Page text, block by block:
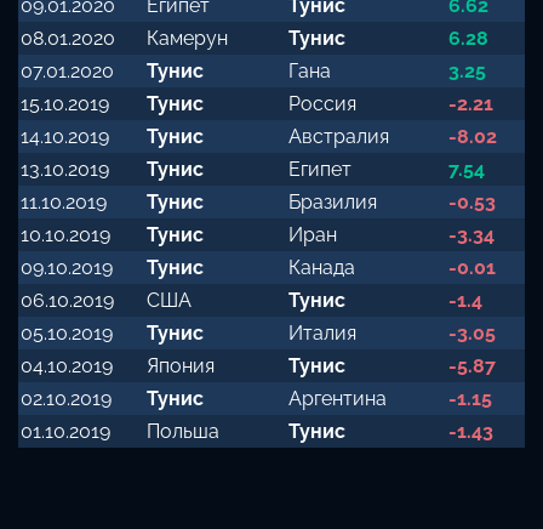
09.01.2020
Египет Тунис
6.62
08.01.2020
Камерун Тунис
6.28
07.01.2020
Тунис Гана
3.25
15.10.2019
Тунис Россия
-2.21
14.10.2019
Тунис Австралия
-8.02
13.10.2019
Тунис Египет
7.54
11.10.2019
Тунис Бразилия
-0.53
10.10.2019
Тунис Иран
-3.34
09.10.2019
Тунис Канада
-0.01
06.10.2019
США Тунис
-1.4
05.10.2019
Тунис Италия
-3.05
04.10.2019
Япония Тунис
-5.87
02.10.2019
Тунис Аргентина
-1.15
01.10.2019
Польша Тунис -1.43